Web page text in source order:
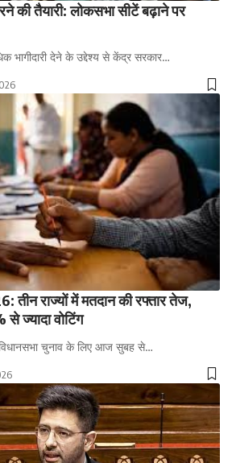
की तैयारी: लोकसभा सीटें बढ़ाने पर
भागीदारी देने के उद्देश्य से केंद्र सरकार…
तीन राज्यों में मतदान की रफ्तार तेज,
ज्यादा वोटिंग
चुनाव के लिए आज सुबह से…